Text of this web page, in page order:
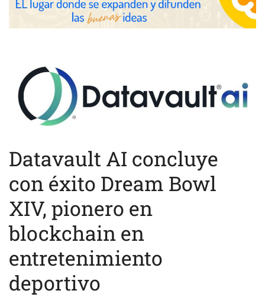
Datavault AI concluye
con éxito Dream Bowl
XIV, pionero en
blockchain en
entretenimiento
deportivo